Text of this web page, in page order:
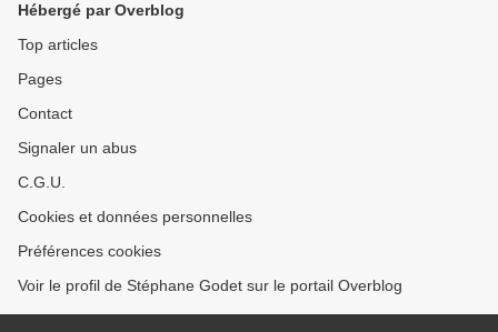
Hébergé par Overblog
Top articles
Pages
Contact
Signaler un abus
C.G.U.
Cookies et données personnelles
Préférences cookies
Voir le profil de Stéphane Godet sur le portail Overblog